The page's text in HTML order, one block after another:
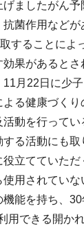
ましたがん
菌作用など
することに
果があるとさ
月22日に少
る健康づく
動を行って
る活動にも
立てていただ
用されてい
能を持ち、
できる開か